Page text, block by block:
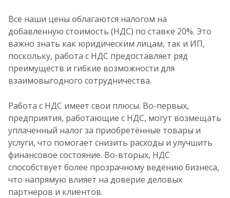
Все наши цены облагаются налогом на
добавленную стоимость (НДС) по ставке 20%. Это
важно знать как юридическим лицам, так и ИП,
поскольку, работа с НДС предоставляет ряд
преимуществ и гибкие возможности для
взаимовыгодного сотрудничества.
Работа с НДС имеет свои плюсы. Во-первых,
предприятия, работающие с НДС, могут возмещать
уплаченный налог за приобретённые товары и
услуги, что помогает снизить расходы и улучшить
финансовое состояние. Во-вторых, НДС
способствует более прозрачному ведению бизнеса,
что напрямую влияет на доверие деловых
партнёров и клиентов.